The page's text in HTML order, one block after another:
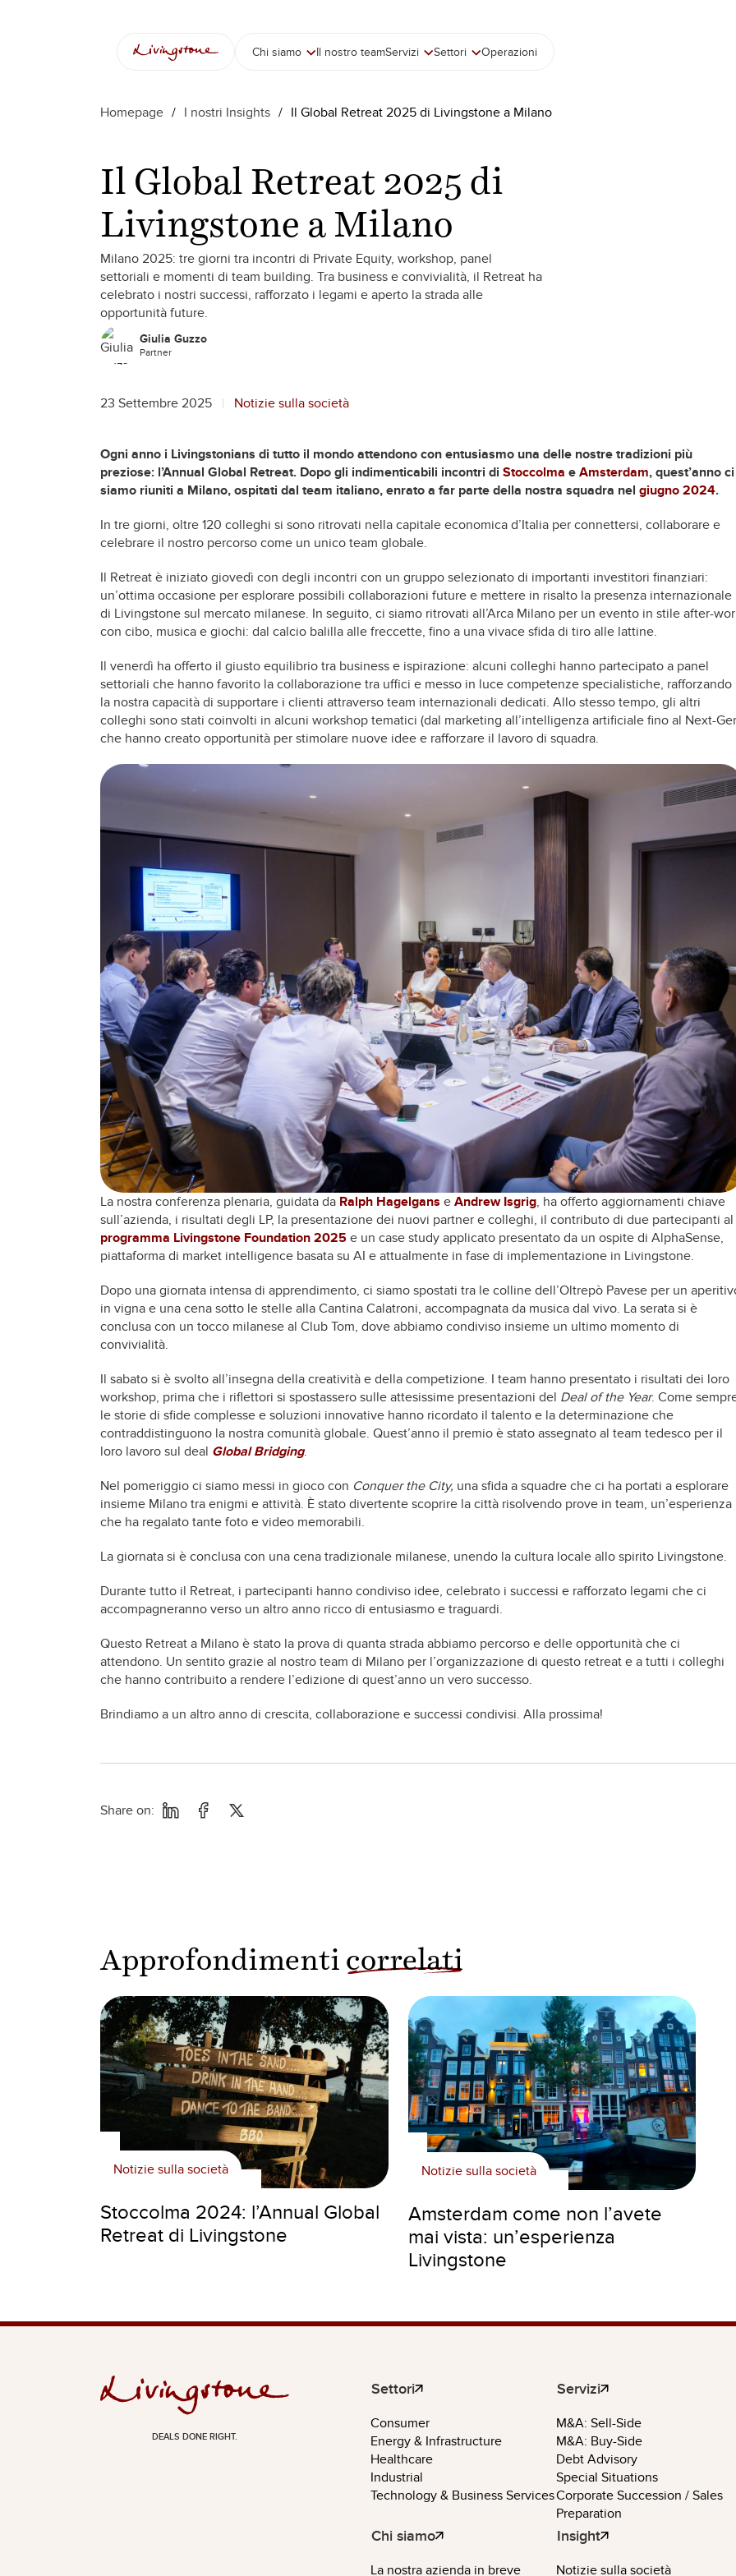
Chi siamo Il nostro teamServizi Settori Operazioni
Homepage / I nostri Insights / Il Global Retreat 2025 di Livingstone a Milano
Il Global Retreat 2025 di
Livingstone a Milano
Milano 2025: tre giorni tra incontri di Private Equity, workshop, panel
settoriali e momenti di team building. Tra business e convivialità, il Retreat ha
celebrato i nostri successi, rafforzato i legami e aperto la strada alle
opportunità future.
Giulia Guzzo
Partner
23 Settembre 2025 Notizie sulla società
Ogni anno i Livingstonians di tutto il mondo attendono con entusiasmo una delle nostre tradizioni più
preziose: l’Annual Global Retreat. Dopo gli indimenticabili incontri di Stoccolma e Amsterdam, quest’anno ci
siamo riuniti a Milano, ospitati dal team italiano, enrato a far parte della nostra squadra nel giugno 2024.
In tre giorni, oltre 120 colleghi si sono ritrovati nella capitale economica d’Italia per connettersi, collaborare e
celebrare il nostro percorso come un unico team globale.
Il Retreat è iniziato giovedì con degli incontri con un gruppo selezionato di importanti investitori finanziari:
un’ottima occasione per esplorare possibili collaborazioni future e mettere in risalto la presenza internazionale
di Livingstone sul mercato milanese. In seguito, ci siamo ritrovati all’Arca Milano per un evento in stile after-
con cibo, musica e giochi: dal calcio balilla alle freccette, fino a una vivace sfida di tiro alle lattine.
Il venerdì ha offerto il giusto equilibrio tra business e ispirazione: alcuni colleghi hanno partecipato a panel
settoriali che hanno favorito la collaborazione tra uffici e messo in luce competenze specialistiche, rafforzando
la nostra capacità di supportare i clienti attraverso team internazionali dedicati. Allo stesso tempo, gli altri
colleghi sono stati coinvolti in alcuni workshop tematici (dal marketing all’intelligenza artificiale fino al Next-
che hanno creato opportunità per stimolare nuove idee e rafforzare il lavoro di squadra.
La nostra conferenza plenaria, guidata da Ralph Hagelgans e Andrew Isgrig, ha offerto aggiornamenti chiave
sull’azienda, i risultati degli LP, la presentazione dei nuovi partner e colleghi, il contributo di due partecipanti al
programma Livingstone Foundation 2025 e un case study applicato presentato da un ospite di AlphaSense,
piattaforma di market intelligence basata su AI e attualmente in fase di implementazione in Livingstone.
Dopo una giornata intensa di apprendimento, ci siamo spostati tra le colline dell’Oltrepò Pavese per un
in vigna e una cena sotto le stelle alla Cantina Calatroni, accompagnata da musica dal vivo. La serata si è
conclusa con un tocco milanese al Club Tom, dove abbiamo condiviso insieme un ultimo momento di
convivialità.
Il sabato si è svolto all’insegna della creatività e della competizione. I team hanno presentato i risultati dei loro
workshop, prima che i riflettori si spostassero sulle attesissime presentazioni del Deal of the Year. Come
le storie di sfide complesse e soluzioni innovative hanno ricordato il talento e la determinazione che
contraddistinguono la nostra comunità globale. Quest’anno il premio è stato assegnato al team tedesco per il
loro lavoro sul deal Global Bridging.
Nel pomeriggio ci siamo messi in gioco con Conquer the City, una sfida a squadre che ci ha portati a esplorare
insieme Milano tra enigmi e attività. È stato divertente scoprire la città risolvendo prove in team, un’esperienza
che ha regalato tante foto e video memorabili.
La giornata si è conclusa con una cena tradizionale milanese, unendo la cultura locale allo spirito Livingstone.
Durante tutto il Retreat, i partecipanti hanno condiviso idee, celebrato i successi e rafforzato legami che ci
accompagneranno verso un altro anno ricco di entusiasmo e traguardi.
Questo Retreat a Milano è stato la prova di quanta strada abbiamo percorso e delle opportunità che ci
attendono. Un sentito grazie al nostro team di Milano per l’organizzazione di questo retreat e a tutti i colleghi
che hanno contribuito a rendere l’edizione di quest’anno un vero successo.
Brindiamo a un altro anno di crescita, collaborazione e successi condivisi. Alla prossima!
Share on:
Approfondimenti correlati
Notizie sulla società
Stoccolma 2024: l’Annual Global
Retreat di Livingstone
Notizie sulla società
Amsterdam come non l’avete
mai vista: un’esperienza
Livingstone
DEALS DONE RIGHT.
Settori
Consumer
Energy & Infrastructure
Healthcare
Industrial
Technology & Business Services
Servizi
M&A: Sell-Side
M&A: Buy-Side
Debt Advisory
Special Situations
Corporate Succession / Sales
Preparation
Chi siamo
La nostra azienda in breve
Insight
Notizie sulla società